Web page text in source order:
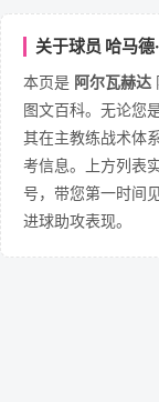
关于球员 哈马德
本页是 阿尔瓦赫达
图文百科。无论您
其在主教练战术体
考信息。上方列表
号，带您第一时间
进球助攻表现。